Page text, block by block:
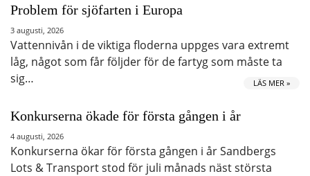
Problem för sjöfarten i Europa
3 augusti, 2026
Vattennivån i de viktiga floderna uppges vara extremt
låg, något som får följder för de fartyg som måste ta
sig…
LÄS MER »
Konkurserna ökade för första gången i år
4 augusti, 2026
Konkurserna ökar för första gången i år Sandbergs
Lots & Transport stod för juli månads näst största